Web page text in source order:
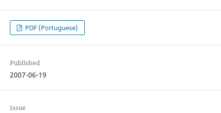
PDF (Portuguese)
Published
2007-06-19
Issue